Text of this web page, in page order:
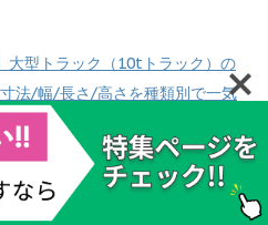
大型トラック（10tトラック）の
法/幅/長さ/高さを種類別で一気
最小回転半径はどのくらい？気
や寸法について紹介！